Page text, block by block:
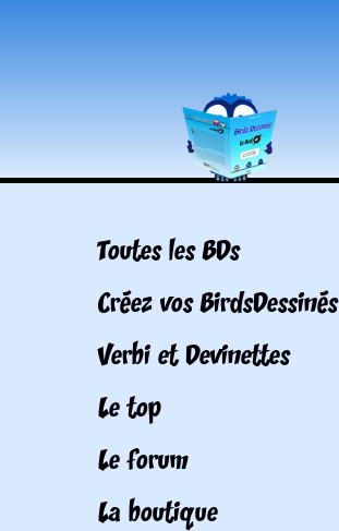
Toutes les BDs
Créez vos BirdsDessinés
Verbi et Devinettes
Le top
Le forum
La boutique